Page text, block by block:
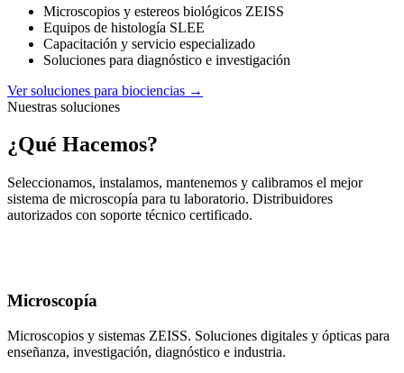
Microscopios y estereos biológicos ZEISS
Equipos de histología SLEE
Capacitación y servicio especializado
Soluciones para diagnóstico e investigación
Ver soluciones para biociencias →
Nuestras soluciones
¿Qué Hacemos?
Seleccionamos, instalamos, mantenemos y calibramos el mejor
sistema de microscopía para tu laboratorio. Distribuidores
autorizados con soporte técnico certificado.
Microscopía
Microscopios y sistemas ZEISS. Soluciones digitales y ópticas para
enseñanza, investigación, diagnóstico e industria.